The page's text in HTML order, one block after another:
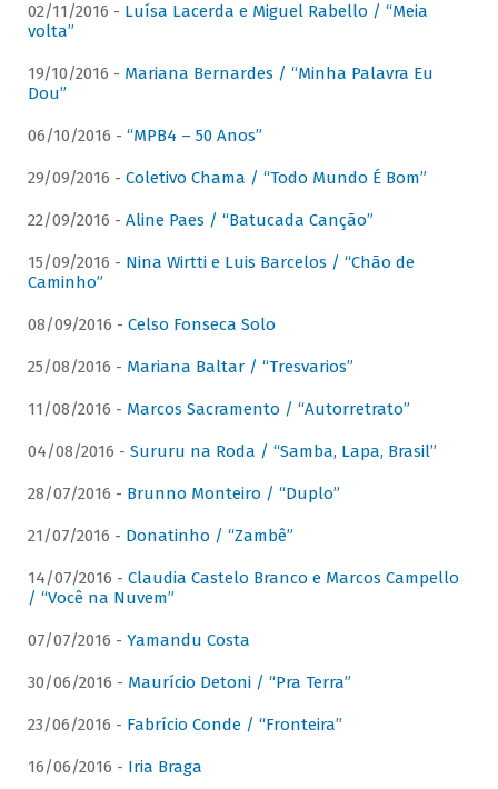
02/11/2016 - Luísa Lacerda e Miguel Rabello / “Meia
volta”
19/10/2016 - Mariana Bernardes / “Minha Palavra Eu
Dou”
06/10/2016 - “MPB4 – 50 Anos”
29/09/2016 - Coletivo Chama / “Todo Mundo É Bom”
22/09/2016 - Aline Paes / “Batucada Canção”
15/09/2016 - Nina Wirtti e Luis Barcelos / “Chão de
Caminho”
08/09/2016 - Celso Fonseca Solo
25/08/2016 - Mariana Baltar / “Tresvarios”
11/08/2016 - Marcos Sacramento / “Autorretrato”
04/08/2016 - Sururu na Roda / “Samba, Lapa, Brasil”
28/07/2016 - Brunno Monteiro / “Duplo”
21/07/2016 - Donatinho / “Zambê”
14/07/2016 - Claudia Castelo Branco e Marcos Campello
/ “Você na Nuvem”
07/07/2016 - Yamandu Costa
30/06/2016 - Maurício Detoni / “Pra Terra”
23/06/2016 - Fabrício Conde / “Fronteira”
16/06/2016 - Iria Braga